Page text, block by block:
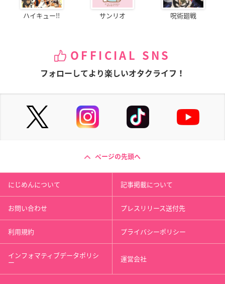
ハイキュー!! サンリオ 呪術廻戦
OFFICIAL SNS
フォローしてより楽しいオタクライフ！
ページの先頭へ
にじめんについて 記事掲載について
お問い合わせ プレスリリース送付先
利用規約 プライバシーポリシー
インフォマティブデータポリシ
ー 運営会社